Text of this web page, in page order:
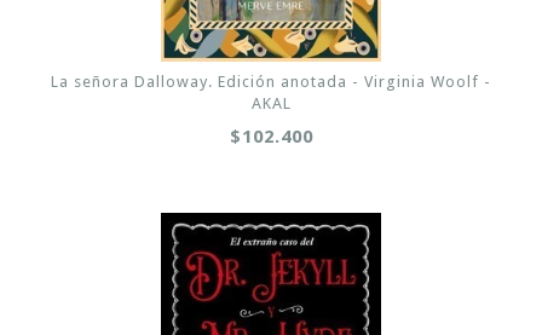
La señora Dalloway. Edición anotada - Virginia Woolf -
AKAL
$102.400